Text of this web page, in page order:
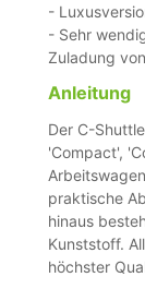
-
- Sehr
Zuladung
Anleitung
Der C-
'Compact',
praktische
hinaus
Kunststoff.
höchster